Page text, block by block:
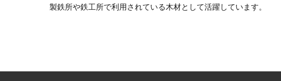
製鉄所や鉄工所で利用されている木材として活躍しています。